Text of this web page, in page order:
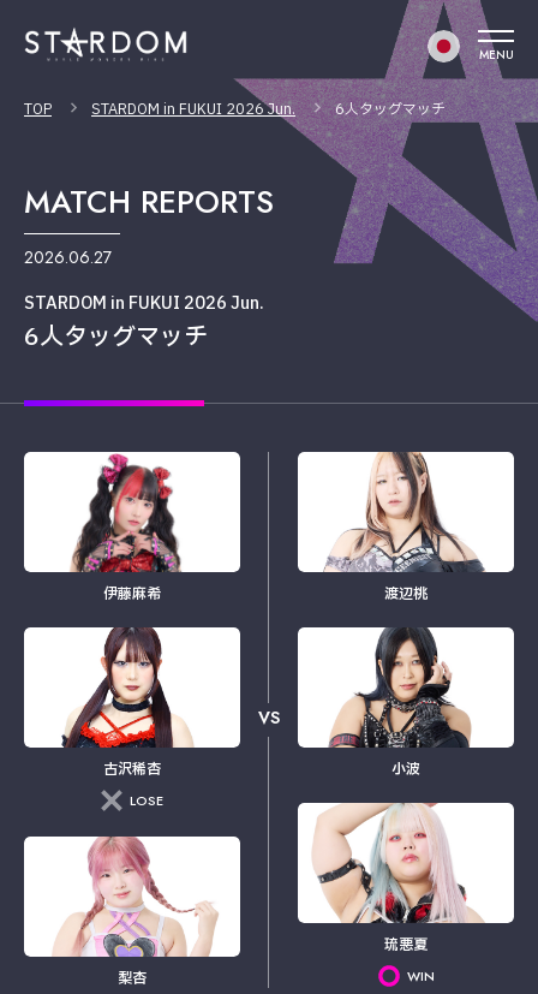
MENU
TOP STARDOM in FUKUI 2026 Jun. 6人タッグマッチ
MATCH REPORTS
2026.06.27
STARDOM in FUKUI 2026 Jun.
6人タッグマッチ
伊藤麻希
古沢稀杏
LOSE
梨杏
VS
渡辺桃
小波
琉悪夏
WIN